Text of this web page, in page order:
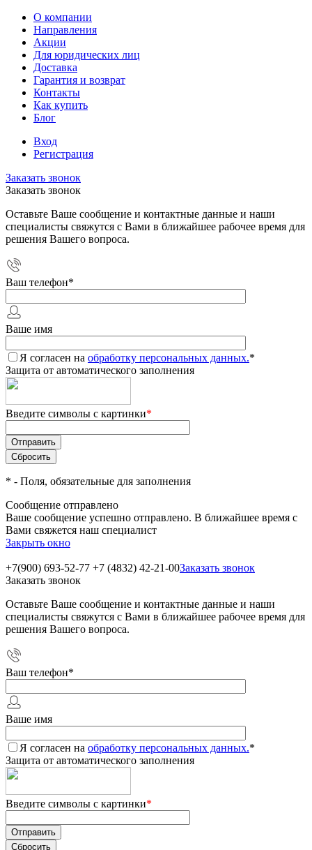
О компании
Направления
Акции
Для юридических лиц
Доставка
Гарантия и возврат
Контакты
Как купить
Блог
Вход
Регистрация
Заказать звонок
Заказать звонок
Оставьте Ваше сообщение и контактные данные и наши
специалисты свяжутся с Вами в ближайшее рабочее время для
решения Вашего вопроса.
Ваш телефон*
Ваше имя
Я согласен на обработку персональных данных.*
Защита от автоматического заполнения
Введите символы с картинки*
* - Поля, обязательные для заполнения
Сообщение отправлено
Ваше сообщение успешно отправлено. В ближайшее время с
Вами свяжется наш специалист
Закрыть окно
+7(900) 693-52-77 +7 (4832) 42-21-00Заказать звонок
Заказать звонок
Оставьте Ваше сообщение и контактные данные и наши
специалисты свяжутся с Вами в ближайшее рабочее время для
решения Вашего вопроса.
Ваш телефон*
Ваше имя
Я согласен на обработку персональных данных.*
Защита от автоматического заполнения
Введите символы с картинки*